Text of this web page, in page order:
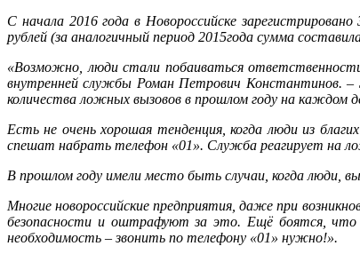
С начала 2016 года в Новороссийске
рублей (за аналогичный период 2015года сумма
«Возможно, люди стали побаиваться
внутренней службы Роман Петрович Константинов. –
количества ложных вызовов в прошлом году на каждом
Есть не очень хорошая тенденция, когда люди из
спешат набрать телефон «01». Служба реагирует на
В прошлом году имели место быть случаи, когда люди,
Многие новороссийские предприятия, даже при
безопасности и оштрафуют за это. Ещё боятся, что
необходимость – звонить по телефону «01» нужно!».